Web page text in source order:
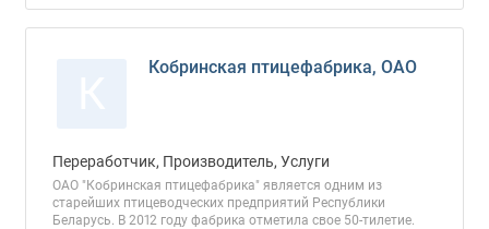
Кобринская птицефабрика, ОАО
Переработчик, Производитель, Услуги
ОАО "Кобринская птицефабрика" является одним из
старейших птицеводческих предприятий Республики
Беларусь. В 2012 году фабрика отметила свое 50-тилетие.